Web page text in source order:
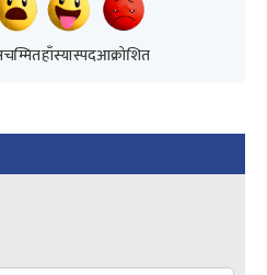
हाँस्यास्पदआक्रोशित